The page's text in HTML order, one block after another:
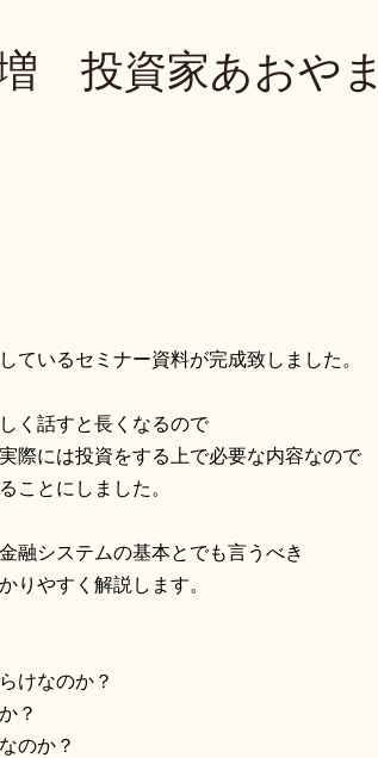
投資家あおやま
ているセミナー資料が完成致しました。
く話すと長くなるので
際には投資をする上で必要な内容なので
ことにしました。
融システムの基本とでも言うべき
りやすく解説します。
けなのか？
？
のか？